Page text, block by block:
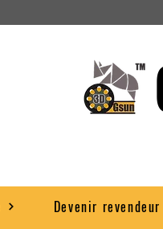
Devenir revendeur